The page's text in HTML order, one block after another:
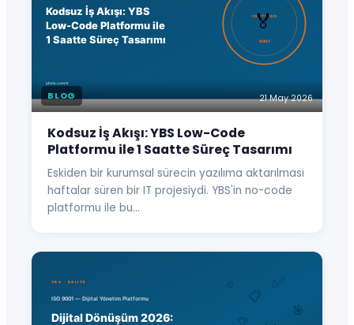
BLOG 21 May 2026
Kodsuz İş Akışı: YBS Low-Code
Platformu ile 1 Saatte Süreç Tasarımı
Eskiden bir kurumsal sürecin yazılıma aktarılması
haftalar süren bir IT projesiydi. YBS'in no-code
platformu ile bu…